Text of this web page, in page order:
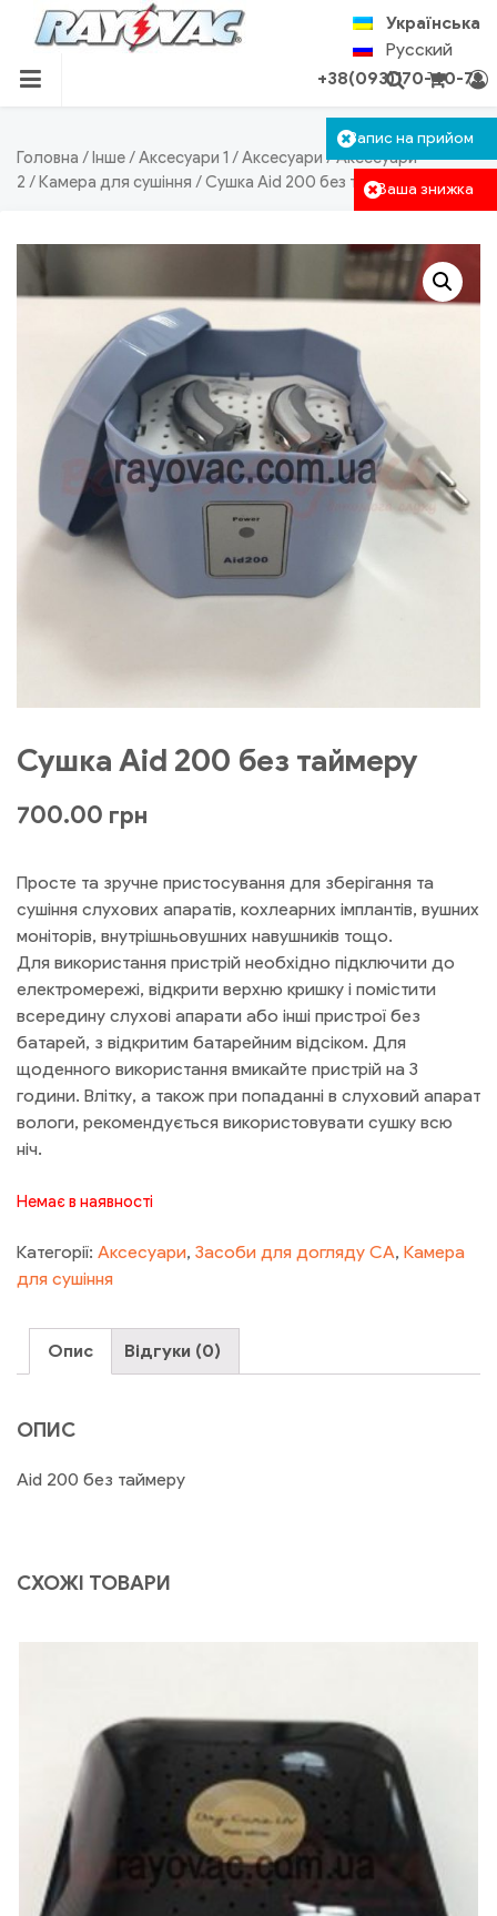
content
Ваша знижка
Запис на прийом
RAYOVAC.COM.UA
Українська
Русский
+38(093)170-40-71
Пошук
Головна /Інше/Аксесуари 1 /Аксесуари /Аксесуари
2 /Камера для сушіння / Сушка Aid 200 без таймеру
Сушка Aid 200 без таймеру
700.00 грн
Просте та зручне пристосування для зберігання та
сушіння слухових апаратів, кохлеарних імплантів, вушних
моніторів, внутрішньовушних навушників тощо.
Для використання пристрій необхідно підключити до
електромережі, відкрити верхню кришку і помістити
всередину слухові апарати або інші пристрої без
батарей, з відкритим батарейним відсіком. Для
щоденного використання вмикайте пристрій на 3
години. Влітку, а також при попаданні в слуховий апарат
вологи, рекомендується використовувати сушку всю
ніч.
Немає в наявності
Категорії: Аксесуари, Засоби для догляду СА, Камера
для сушіння
Опис Відгуки (0)
ОПИС
Aid 200 без таймеру
СХОЖІ ТОВАРИ